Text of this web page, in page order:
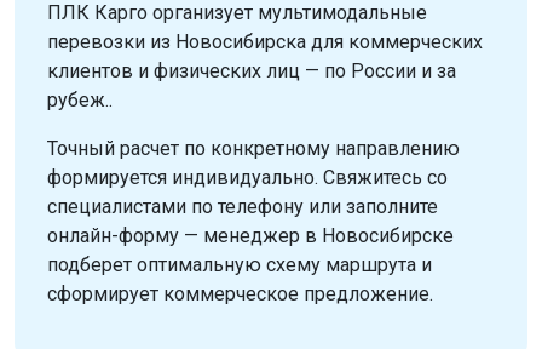
ПЛК Карго организует мультимодальные
перевозки из Новосибирска для коммерческих
клиентов и физических лиц — по России и за
рубеж..
Точный расчет по конкретному направлению
формируется индивидуально. Свяжитесь со
специалистами по телефону или заполните
онлайн-форму — менеджер в Новосибирске
подберет оптимальную схему маршрута и
сформирует коммерческое предложение.